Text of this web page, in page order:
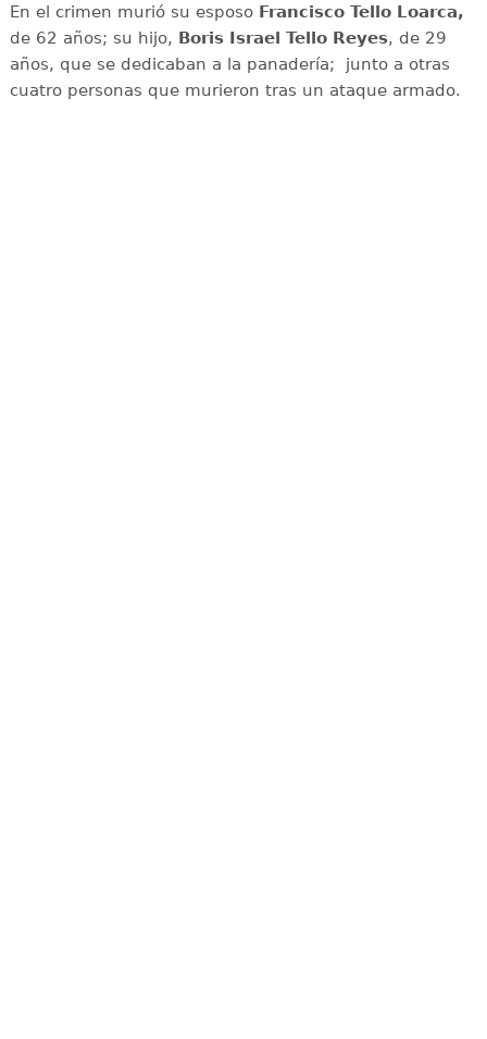
En el crimen murió su esposoFrancisco Tello Loarca,
de 62 años; su hijo, Boris Israel Tello Reyes, de 29
años, que se dedicaban a la panadería; junto a otras
cuatro personas que murieron tras un ataque armado.